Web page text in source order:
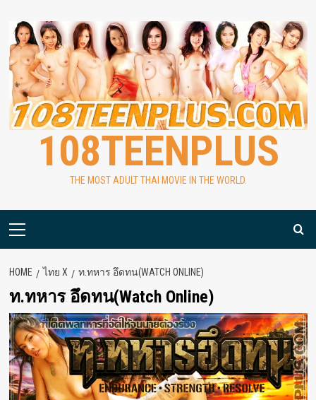
content
108TEENPLUS
THE MOST ADULT THAI MOVIE IN THE WORLD.
Primary
HOME ไทย X ท.ทหาร อึดทน(WATCH ONLINE)
ท.ทหาร อึดทน(Watch Online)